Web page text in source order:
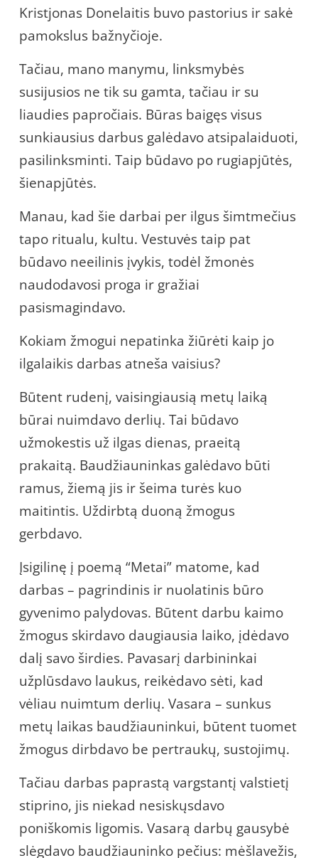
Kristjonas Donelaitis buvo pastorius ir sakė
pamokslus bažnyčioje.
Tačiau, mano manymu, linksmybės
susijusios ne tik su gamta, tačiau ir su
liaudies papročiais. Būras baigęs visus
sunkiausius darbus galėdavo atsipalaiduoti,
pasilinksminti. Taip būdavo po rugiapjūtės,
šienapjūtės.
Manau, kad šie darbai per ilgus šimtmečius
tapo ritualu, kultu. Vestuvės taip pat
būdavo neeilinis įvykis, todėl žmonės
naudodavosi proga ir gražiai
pasismagindavo.
Kokiam žmogui nepatinka žiūrėti kaip jo
ilgalaikis darbas atneša vaisius?
Būtent rudenį, vaisingiausią metų laiką
būrai nuimdavo derlių. Tai būdavo
užmokestis už ilgas dienas, praeitą
prakaitą. Baudžiauninkas galėdavo būti
ramus, žiemą jis ir šeima turės kuo
maitintis. Uždirbtą duoną žmogus
gerbdavo.
Įsigilinę į poemą “Metai” matome, kad
darbas – pagrindinis ir nuolatinis būro
gyvenimo palydovas. Būtent darbu kaimo
žmogus skirdavo daugiausia laiko, įdėdavo
dalį savo širdies. Pavasarį darbininkai
užplūsdavo laukus, reikėdavo sėti, kad
vėliau nuimtum derlių. Vasara – sunkus
metų laikas baudžiauninkui, būtent tuomet
žmogus dirbdavo be pertraukų, sustojimų.
Tačiau darbas paprastą vargstantį valstietį
stiprino, jis niekad nesiskųsdavo
poniškomis ligomis. Vasarą darbų gausybė
slėgdavo baudžiauninko pečius: mėšlavežis,